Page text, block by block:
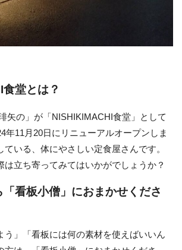
堂とは？
矢の」が「NISHIKIMACHI食堂」として
年11月20日にリニューアルオープンしま
いる、体にやさしい定食屋さんです。
は立ち寄ってみてはいかがでしょうか？
看板小僧」におまかせくださ
う」「看板には何の素材を使えばいいん